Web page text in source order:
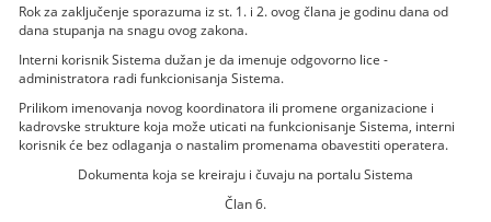
Rok za zaključenje sporazuma iz st. 1. i 2. ovog člana je godinu dana od
dana stupanja na snagu ovog zakona.
Interni korisnik Sistema dužan je da imenuje odgovorno lice -
administratora radi funkcionisanja Sistema.
Prilikom imenovanja novog koordinatora ili promene organizacione i
kadrovske strukture koja može uticati na funkcionisanje Sistema, interni
korisnik će bez odlaganja o nastalim promenama obavestiti operatera.
Dokumenta koja se kreiraju i čuvaju na portalu Sistema
Član 6.